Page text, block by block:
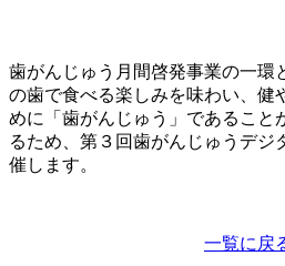
歯がんじゅう月間啓発事業の一環
の歯で食べる楽しみを味わい、健
めに「歯がんじゅう」であること
るため、第３回歯がんじゅうデジ
催します。
一覧に戻